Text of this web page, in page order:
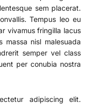
sem placerat.
Tempus leo eu
vivamus fringilla lacus
massa nisl malesuada
semper vel class
per conubia nostra
adipiscing elit.